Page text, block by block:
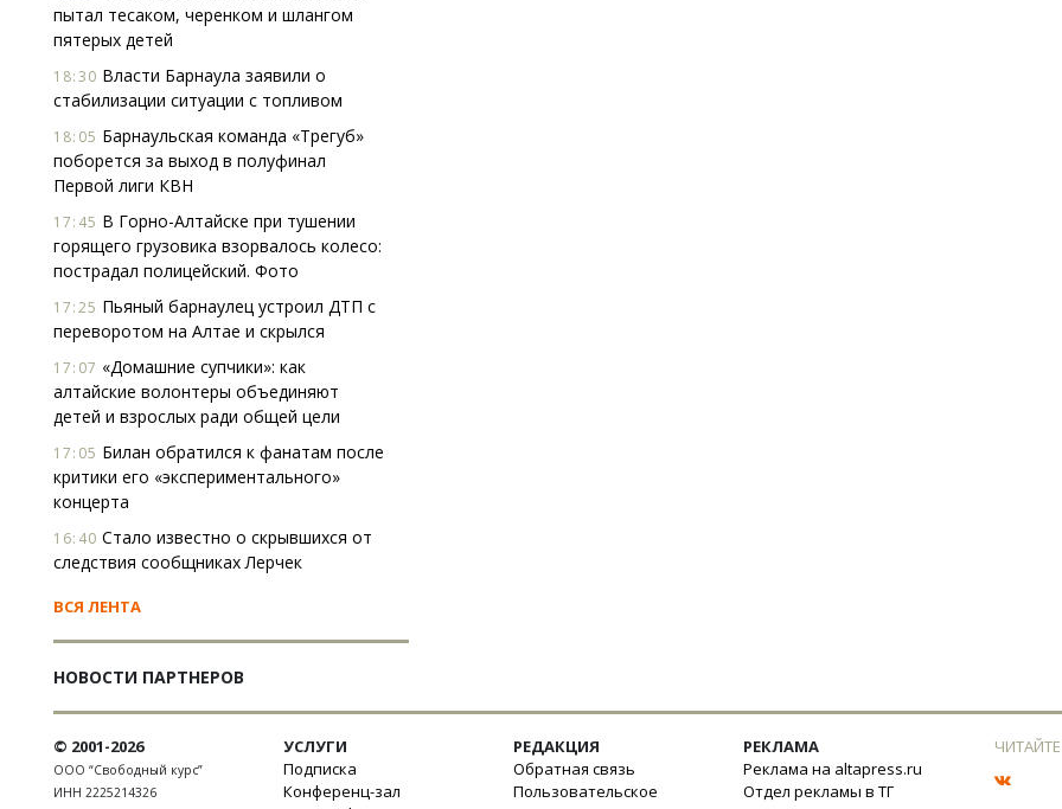
пытал тесаком, черенком и шлангом
пятерых детей
18:30 Власти Барнаула заявили о
стабилизации ситуации с топливом
18:05 Барнаульская команда «Трегуб»
поборется за выход в полуфинал
Первой лиги КВН
17:45 В Горно-Алтайске при тушении
горящего грузовика взорвалось колесо:
пострадал полицейский. Фото
17:25 Пьяный барнаулец устроил ДТП с
переворотом на Алтае и скрылся
17:07 «Домашние супчики»: как
алтайские волонтеры объединяют
детей и взрослых ради общей цели
17:05 Билан обратился к фанатам после
критики его «экспериментального»
концерта
16:40 Стало известно о скрывшихся от
следствия сообщниках Лерчек
ВСЯ ЛЕНТА
НОВОСТИ ПАРТНЕРОВ
© 2001-2026
ООО “Свободный курс”
ИНН 2225214326
УСЛУГИ
Подписка
Конференц-зал
РЕДАКЦИЯ
Обратная связь
Пользовательское
РЕКЛАМА
Реклама на altapress.ru
Отдел рекламы в ТГ